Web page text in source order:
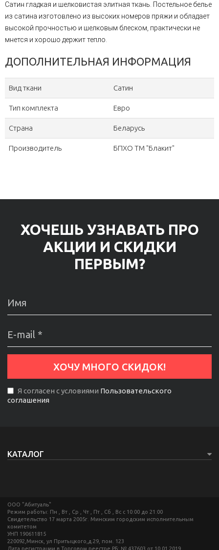
Сатин гладкая и шелковистая элитная ткань. Постельное белье
из сатина изготовлено из высоких номеров пряжи и обладает
высокой прочностью и шелковым блеском, практически не
мнется и хорошо держит тепло.
ДОПОЛНИТЕЛЬНАЯ ИНФОРМАЦИЯ
Вид ткани Сатин
Тип комплекта Евро
Страна Беларусь
Производитель БПХО ТМ "Блакит"
ХОЧЕШЬ УЗНАВАТЬ ПРО
АКЦИИ И СКИДКИ
ПЕРВЫМ?
Я согласен с условиями Пользовательского
соглашения
КАТАЛОГ
ООО "Абитуаль"
Режим работы: Пн , Вт , Ср , Чт , Пт , Сб , Вс c 10:00 до 21:00
Свидетельство 17 марта 2005г. Минским городским исполнительным
комитетом
УНП 190611815
220092,Минск, ул Притыцкого,д.29, пом. 123
Дата регистрации в Торговом реестре РБ: № 437603 от 10.01.2019